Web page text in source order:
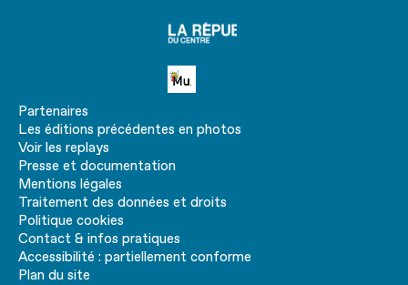
république
Petite MU
Partenaires
Les éditions précédentes en photos
Voir les replays
Presse et documentation
Mentions légales
Traitement des données et droits
Politique cookies
Contact & infos pratiques
Accessibilité : partiellement conforme
Plan du site